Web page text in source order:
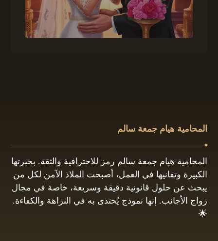
المحامية هيام جمعة سالم
المحامية هيام جمعة سالم رمز للاحترافية والثقة. بخبرتها
الكبيرة وتفانيها في العمل، أصبحت الملاذ الآمن لكل من
يبحث عن حلول قانونية دقيقة وسريعة، خاصة في مجال
زواج الأجانب. إنها نموذج يُحتذى به في النزاهة والكفاءة.
🌟